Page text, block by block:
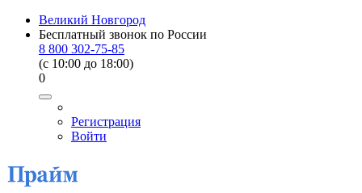
Великий Новгород
Бесплатный звонок по России
8 800 302-75-85
(c 10:00 до 18:00)
0
Регистрация
Войти